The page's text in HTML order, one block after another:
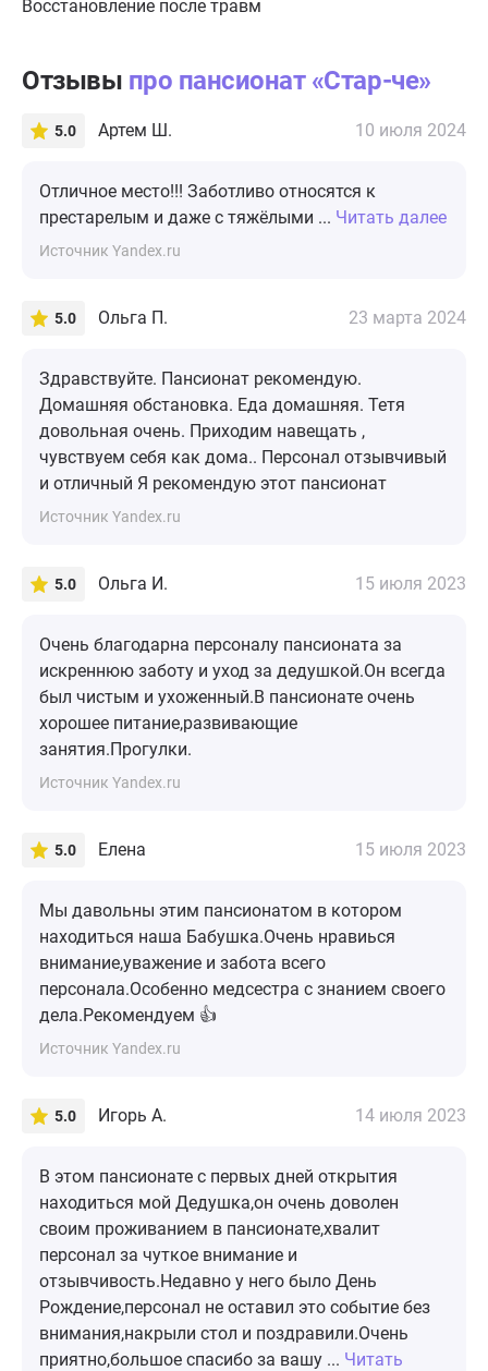
Восстановление после травм
Отзывы про пансионат «Стар-че»
5.0 Артем Ш. 10 июля 2024
Отличное место!!! Заботливо относятся к
престарелым и даже с тяжёлыми ... Читать далее
Источник Yandex.ru
5.0 Ольга П. 23 марта 2024
Здравствуйте. Пансионат рекомендую.
Домашняя обстановка. Еда домашняя. Тетя
довольная очень. Приходим навещать ,
чувствуем себя как дома.. Персонал отзывчивый
и отличный Я рекомендую этот пансионат
Источник Yandex.ru
5.0 Ольга И. 15 июля 2023
Очень благодарна персоналу пансионата за
искреннюю заботу и уход за дедушкой.Он всегда
был чистым и ухоженный.В пансионате очень
хорошее питание,развивающие
занятия.Прогулки.
Источник Yandex.ru
5.0 Елена 15 июля 2023
Мы давольны этим пансионатом в котором
находиться наша Бабушка.Очень нравиься
внимание,уважение и забота всего
персонала.Особенно медсестра с знанием своего
дела.Рекомендуем 👍
Источник Yandex.ru
5.0 Игорь А. 14 июля 2023
В этом пансионате с первых дней открытия
находиться мой Дедушка,он очень доволен
своим проживанием в пансионате,хвалит
персонал за чуткое внимание и
отзывчивость.Недавно у него было День
Рождение,персонал не оставил это событие без
внимания,накрыли стол и поздравили.Очень
приятно,большое спасибо за вашу ... Читать